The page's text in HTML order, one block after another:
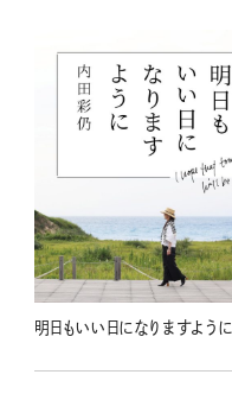
明日もいい日になりますように